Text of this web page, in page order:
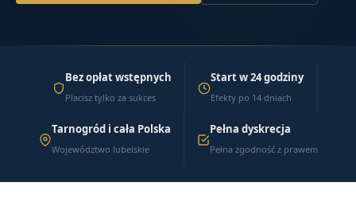
Bez opłat wstępnych
Płacisz tylko za sukces
Start w 24 godziny
Efekty po 14 dniach
Tarnogród i cała Polska
Województwo lubelskie
Pełna dyskrecja
Pełna zgodność z prawem